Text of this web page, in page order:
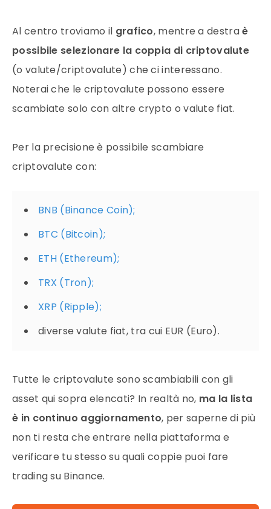
Al centro troviamo il grafico, mentre a destraè
possibile selezionare la coppia di criptovalute
(o valute/criptovalute) che ci interessano.
Noterai che le criptovalute possono essere
scambiate solo con altre crypto o valute fiat.
Per la precisione è possibile scambiare
criptovalute con:
BNB (Binance Coin);
BTC (Bitcoin);
ETH (Ethereum);
TRX (Tron);
XRP (Ripple);
diverse valute fiat, tra cui EUR (Euro).
Tutte le criptovalute sono scambiabili con gli
asset qui sopra elencati? In realtà no, ma la lista
è in continuo aggiornamento, per saperne di più
non ti resta che entrare nella piattaforma e
verificare tu stesso su quali coppie puoi fare
trading su Binance.